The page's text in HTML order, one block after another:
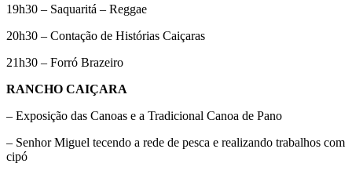
19h30 – Saquaritá – Reggae
20h30 – Contação de Histórias Caiçaras
21h30 – Forró Brazeiro
RANCHO CAIÇARA
– Exposição das Canoas e a Tradicional Canoa de Pano
– Senhor Miguel tecendo a rede de pesca e realizando trabalhos com
cipó